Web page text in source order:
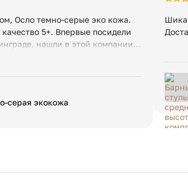
Осло темно-серые эко кожа.
5+. Впервые посидели
нашли в этой компании,
ребята!
серая экокожа